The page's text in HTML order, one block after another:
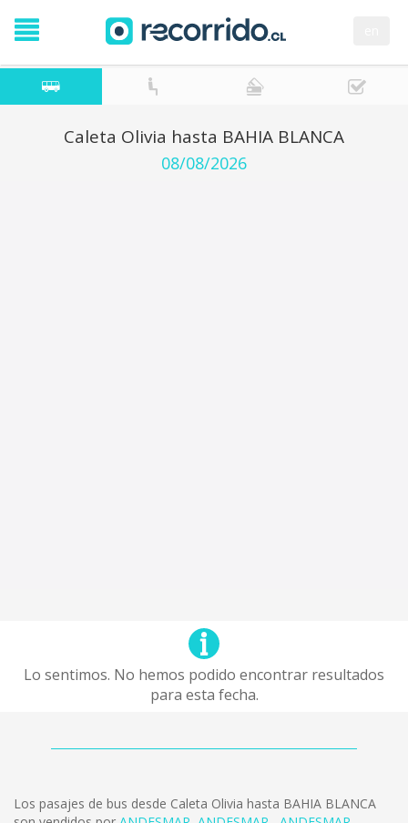
Caleta Olivia hasta BAHIA BLANCA
08/08/2026
Lo sentimos. No hemos podido encontrar resultados
para esta fecha.
Los pasajes de bus desde Caleta Olivia hasta BAHIA BLANCA